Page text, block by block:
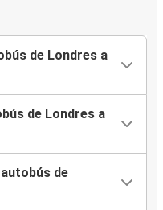
de Londres a
de Londres a
de